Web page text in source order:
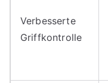
Verbesserte
Griffkontrolle